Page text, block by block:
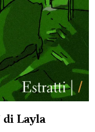
di Layla